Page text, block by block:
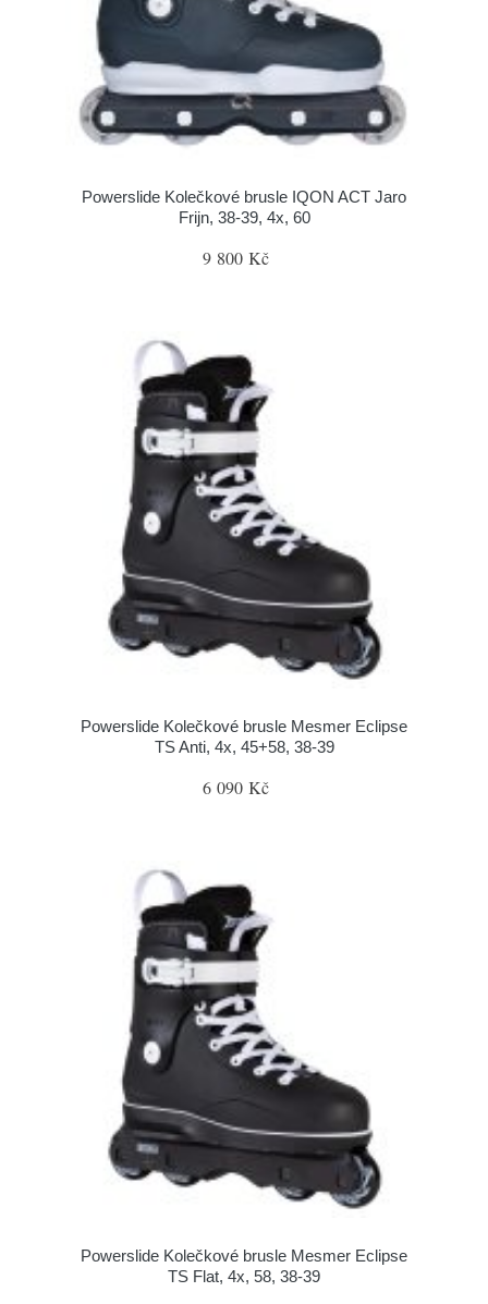
Powerslide Kolečkové brusle IQON ACT Jaro
Frijn, 38-39, 4x, 60
9 800 Kč
Powerslide Kolečkové brusle Mesmer Eclipse
TS Anti, 4x, 45+58, 38-39
6 090 Kč
Powerslide Kolečkové brusle Mesmer Eclipse
TS Flat, 4x, 58, 38-39